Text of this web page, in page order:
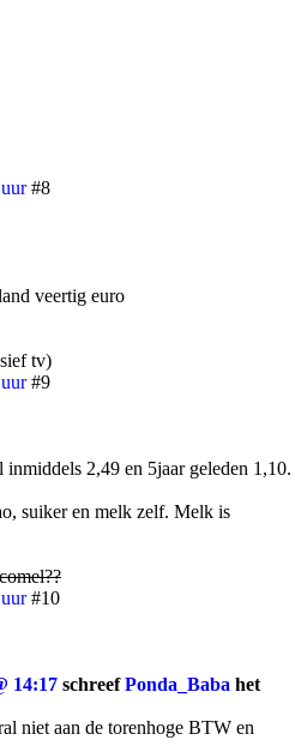
#8
veertig euro
tv)
#9
2,49 en 5jaar geleden 1,10.
suiker en melk zelf. Melk is
#10
14:17 schreefPonda_Baba het
niet aan de torenhoge BTW en